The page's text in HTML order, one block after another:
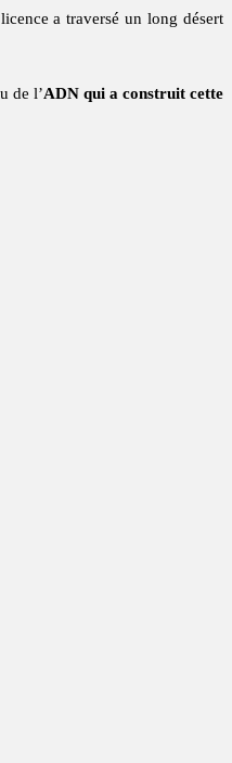
a traversé un long désert
de l’ADN qui a construit cette